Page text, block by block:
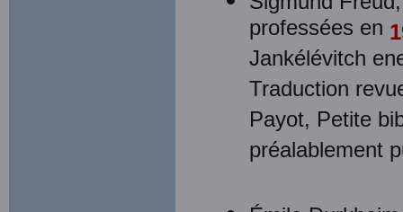
professées en
Jankélévitch
Traduction
Payot, Petite
préalablement